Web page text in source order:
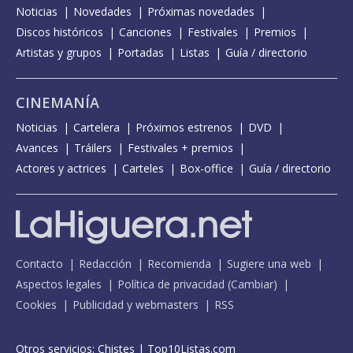
Noticias Novedades
Próximas novedades
Discos históricos
Canciones Festivales
Premios
Artistas y grupos
Portadas Listas Guía / directorio
CINEMANÍA
Noticias Cartelera Próximos estrenos
DVD
Avances
Tráilers
Festivales + premios
Actores y actrices
Carteles Box-office Guía / directorio
Contacto Redacción Recomienda
Sugiere una web
Aspectos legales
Política de privacidad (Cambiar)
Cookies
Publicidad y webmasters RSS
Otros servicios: Chistes | Top10Listas.com